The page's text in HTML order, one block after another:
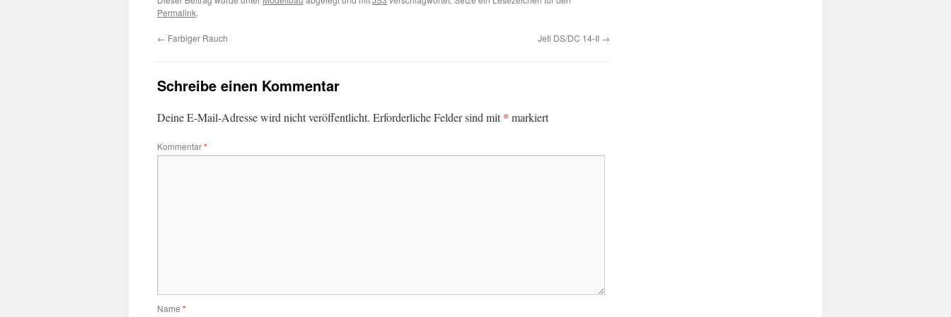
Permalink.
← Farbiger Rauch Jeti DS/DC 14-II →
Schreibe einen Kommentar
Deine E-Mail-Adresse wird nicht veröffentlicht. Erforderliche Felder sind mit* markiert
Kommentar*
Name *